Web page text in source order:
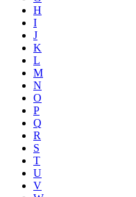
H
I
J
K
L
M
N
O
P
Q
R
S
T
U
V